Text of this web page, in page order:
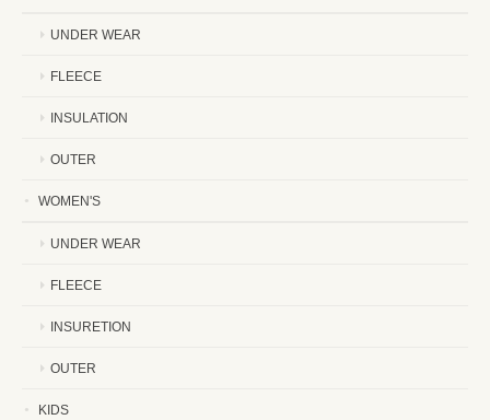
UNDER WEAR
FLEECE
INSULATION
OUTER
WOMEN'S
UNDER WEAR
FLEECE
INSURETION
OUTER
KIDS